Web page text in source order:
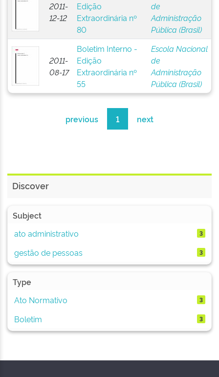
2011-
12-12
Edição
Extraordinária nº
80
de
Administração
Pública (Brasil)
2011-
08-17
Boletim Interno -
Edição
Extraordinária nº
55
Escola Nacional
de
Administração
Pública (Brasil)
previous 1 next
Discover
Subject
ato administrativo
3
gestão de pessoas 3
Type
Ato Normativo
3
Boletim 3